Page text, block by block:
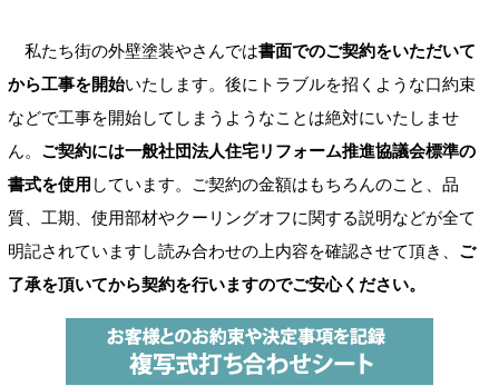
私たち街の外壁塗装やさんでは書面でのご契約をいただいて
から工事を開始いたします。後にトラブルを招くような口約束
などで工事を開始してしまうようなことは絶対にいたしませ
ん。 ご契約には一般社団法人住宅リフォーム推進協議会標準の
書式を使用 しています。ご契約の金額はもちろんのこと、品
質、工期、使用部材やクーリングオフに関する説明などが全て
明記されていますし読み合わせの上内容を確認させて頂き、 ご
了承を頂いてから契約を行いますのでご安心ください。